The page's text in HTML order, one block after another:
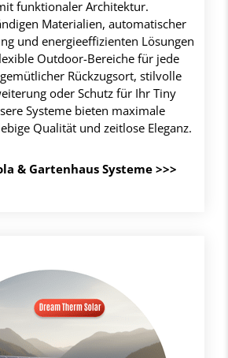
funktionaler Architektur.
Materialien, automatischer
und energieeffizienten Lösungen
Outdoor-Bereiche für jede
Rückzugsort, stilvolle
oder Schutz für Ihr Tiny
Systeme bieten maximale
Qualität und zeitlose Eleganz.
& Gartenhaus Systeme>>>